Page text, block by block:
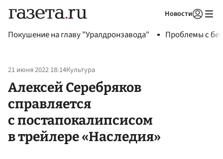
Новости
Покушение на главу "Уралдронзавода" Проблемы с
21 июня 2022 18:14Культура
Алексей Серебряков
справляется
с постапокалипсисом
в трейлере «Наследия»